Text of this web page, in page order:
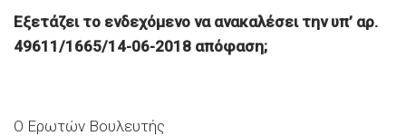
Εξετάζει το ενδεχόμενο να ανακαλέσει την υπ’ αρ.
49611/1665/14-06-2018 απόφαση;
Ο Ερωτών Βουλευτής